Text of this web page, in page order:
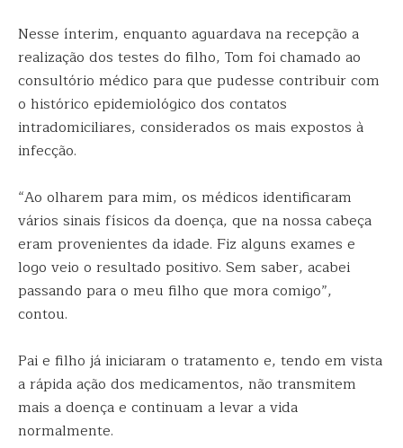
Nesse ínterim, enquanto aguardava na recepção a
realização dos testes do filho, Tom foi chamado ao
consultório médico para que pudesse contribuir com
o histórico epidemiológico dos contatos
intradomiciliares, considerados os mais expostos à
infecção.
“Ao olharem para mim, os médicos identificaram
vários sinais físicos da doença, que na nossa cabeça
eram provenientes da idade. Fiz alguns exames e
logo veio o resultado positivo. Sem saber, acabei
passando para o meu filho que mora comigo”,
contou.
Pai e filho já iniciaram o tratamento e, tendo em vista
a rápida ação dos medicamentos, não transmitem
mais a doença e continuam a levar a vida
normalmente.